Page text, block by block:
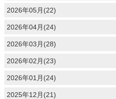
2026年05月(22)
2026年04月(24)
2026年03月(28)
2026年02月(23)
2026年01月(24)
2025年12月(21)